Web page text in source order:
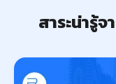
สาระน่ารู้